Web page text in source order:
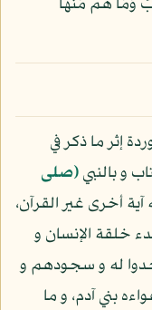
نَصَبٌ وَمَا هُم مِّنْهَا
إثر ما ذكر في
و بالنبي(صلى
أخرى غير القرآن،
خلقة الإنسان و
له و سجودهم و
بني آدم، و ما